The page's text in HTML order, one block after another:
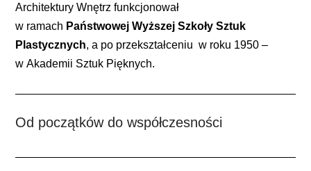
Architektury Wnętrz funkcjonował
w ramach Państwowej Wyższej Szkoły Sztuk
Plastycznych, a po przekształceniu w roku 1950 –
w Akademii Sztuk Pięknych.
Od początków do współczesności